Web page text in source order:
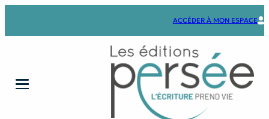
ACCÉDER À MON ESPACE